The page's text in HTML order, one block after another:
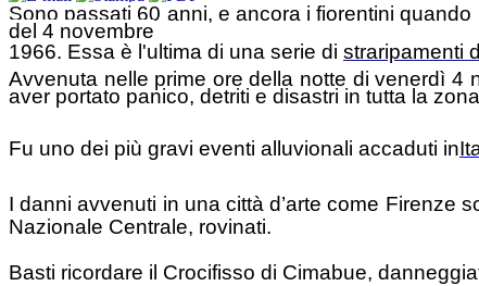
Sono passati 60 anni, e ancora i fiorentini
del 4 novembre
1966. Essa è l'ultima di una serie di straripamenti
Avvenuta nelle prime ore della notte di venerdì 4
aver portato panico, detriti e disastri in tutta la
Fu uno dei più gravi eventi alluvionali accaduti in
I danni avvenuti in una città d’arte come Firenze
Nazionale Centrale, rovinati.
Basti ricordare il Crocifisso di Cimabue,